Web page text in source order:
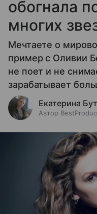
обогнала
многих
Мечтаете о
пример с Оливии
не поет и не
зарабатывает
Екатерина
Автор